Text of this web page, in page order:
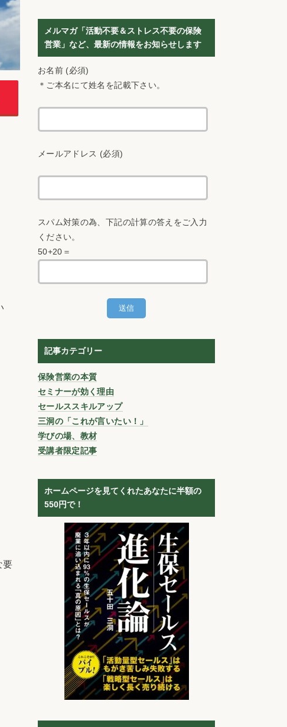
要
メルマガ「活動不要＆ストレス不要の保険
営業」など、最新の情報をお知らせします
お名前 (必須)
＊ご本名にて姓名を記載下さい。
メールアドレス (必須)
スパム対策の為、下記の計算の答えをご入力
ください。
50+20＝
記事カテゴリー
保険営業の本質
セミナーが効く理由
セールススキルアップ
三洞の「これが言いたい！」
学びの場、教材
受講者限定記事
ホームページを見てくれたあなたに半額の
550円で！